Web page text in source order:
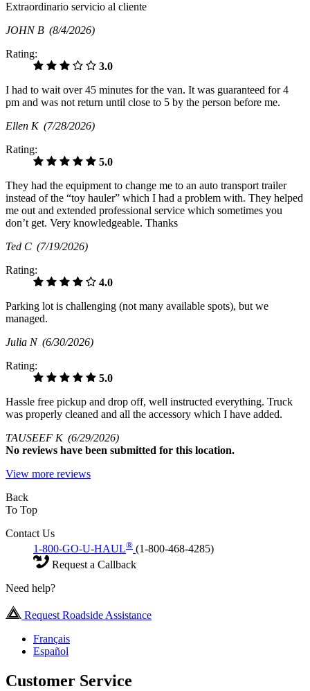
Extraordinario servicio al cliente
JOHN B (8/4/2026)
Rating:
3.0
I had to wait over 45 minutes for the van. It was guaranteed for 4
pm and was not return until close to 5 by the person before me.
Ellen K (7/28/2026)
Rating:
5.0
They had the equipment to change me to an auto transport trailer
instead of the “toy hauler” which I had a problem with. They helped
me out and extended professional service which sometimes you
don’t get. Very knowledgeable. Thanks
Ted C (7/19/2026)
Rating:
4.0
Parking lot is challenging (not many available spots), but we
managed.
Julia N (6/30/2026)
Rating:
5.0
Hassle free pickup and drop off, well instructed everything. Truck
was properly cleaned and all the accessory which I have added.
TAUSEEF K (6/29/2026)
No reviews have been submitted for this location.
View more reviews
Back
To Top
Contact Us
1-800-GO-U-HAUL® (1-800-468-4285)
Request a Callback
Need help?
Request Roadside Assistance
Français
Español
Customer Service